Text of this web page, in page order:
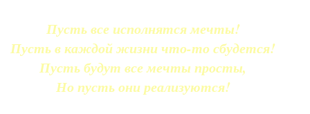
Пусть все исполнятся мечты!
Пусть в каждой жизни что-то сбудется!
Пусть будут все мечты просты,
Но пусть они реализуются!